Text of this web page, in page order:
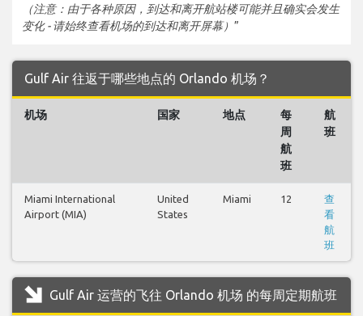
（注意：由于各种原因，到达和离开航站楼可能并且确实会发生
变化 - 请始终查看机场的到达和离开屏幕） ”
Gulf Air 往返于哪些地点的 Orlando 机场？
机场 国家 地点
每
周
航
班
航
班
Miami International
Airport (MIA)
United
States
Miami 12
查
看
航
班
Gulf Air 运营的飞往 Orlando 机场 的每周定期航班